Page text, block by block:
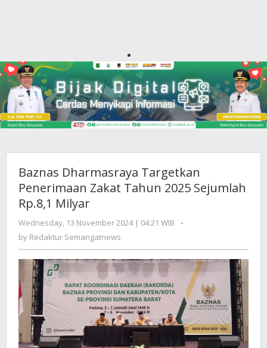
Baznas Dharmasraya Targetkan
Penerimaan Zakat Tahun 2025 Sejumlah
Rp.8,1 Milyar
Wednesday, 13 November 2024 | 04:21 WIB
by
-
by Redaktur Semangatnews